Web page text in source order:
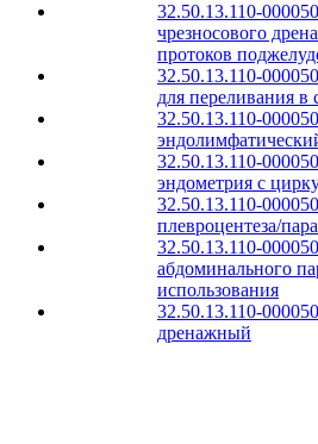
32.50.13.110-
чрезносового
протоков
32.50.13.110-
для переливания в
32.50.13.110-
32.50.13.110-
эндометрия с
32.50.13.110-
плевроцентеза/
32.50.13.110-
абдоминального
использования
32.50.13.110-
дренажный